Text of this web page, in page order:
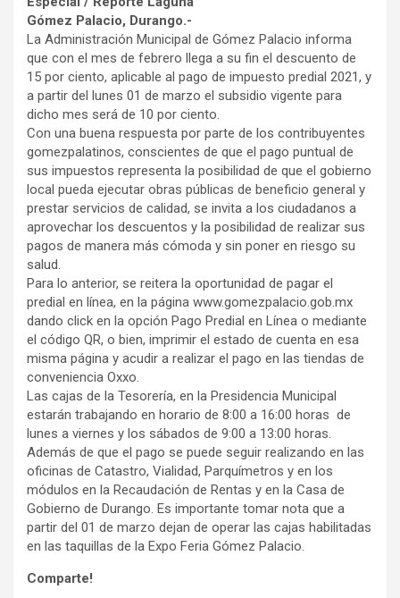
Gómez Palacio, Durango.-
La Administración Municipal de Gómez Palacio informa
que con el mes de febrero llega a su fin el descuento de
15 por ciento, aplicable al pago de impuesto predial 2021, y
a partir del lunes 01 de marzo el subsidio vigente para
dicho mes será de 10 por ciento.
Con una buena respuesta por parte de los contribuyentes
gomezpalatinos, conscientes de que el pago puntual de
sus impuestos representa la posibilidad de que el gobierno
local pueda ejecutar obras públicas de beneficio general y
prestar servicios de calidad, se invita a los ciudadanos a
aprovechar los descuentos y la posibilidad de realizar sus
pagos de manera más cómoda y sin poner en riesgo su
salud.
Para lo anterior, se reitera la oportunidad de pagar el
predial en línea, en la página www.gomezpalacio.gob.mx
dando click en la opción Pago Predial en Línea o mediante
el código QR, o bien, imprimir el estado de cuenta en esa
misma página y acudir a realizar el pago en las tiendas de
conveniencia Oxxo.
Las cajas de la Tesorería, en la Presidencia Municipal
estarán trabajando en horario de 8:00 a 16:00 horas de
lunes a viernes y los sábados de 9:00 a 13:00 horas.
Además de que el pago se puede seguir realizando en las
oficinas de Catastro, Vialidad, Parquímetros y en los
módulos en la Recaudación de Rentas y en la Casa de
Gobierno de Durango. Es importante tomar nota que a
partir del 01 de marzo dejan de operar las cajas habilitadas
en las taquillas de la Expo Feria Gómez Palacio.
Comparte!